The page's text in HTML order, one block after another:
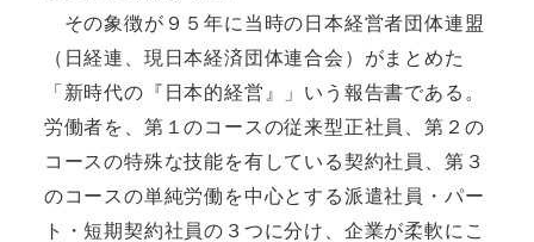
その象徴が９５年に当時の日本経営者団体連盟
（日経連、現日本経済団体連合会）がまとめた
「新時代の『日本的経営』」いう報告書である。
労働者を、第１のコースの従来型正社員、第２の
コースの特殊な技能を有している契約社員、第３
のコースの単純労働を中心とする派遣社員・パー
ト・短期契約社員の３つに分け、企業が柔軟にこ